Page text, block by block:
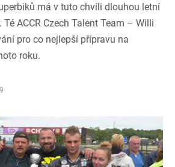
má v tuto chvíli dlouhou letní
ACCR Czech Talent Team – Willi
pro co nejlepší přípravu na
roku.